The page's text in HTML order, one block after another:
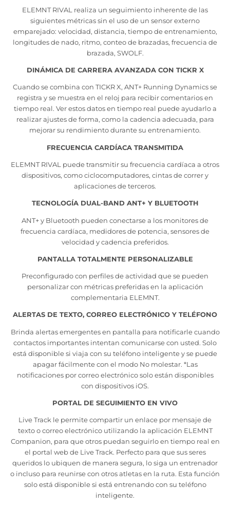
ELEMNT RIVAL realiza un seguimiento inherente de las
siguientes métricas sin el uso de un sensor externo
emparejado: velocidad, distancia, tiempo de entrenamiento,
longitudes de nado, ritmo, conteo de brazadas, frecuencia de
brazada, SWOLF.
DINÁMICA DE CARRERA AVANZADA CON TICKR X
Cuando se combina con TICKR X, ANT+ Running Dynamics se
registra y se muestra en el reloj para recibir comentarios en
tiempo real. Ver estos datos en tiempo real puede ayudarlo a
realizar ajustes de forma, como la cadencia adecuada, para
mejorar su rendimiento durante su entrenamiento.
FRECUENCIA CARDÍACA TRANSMITIDA
ELEMNT RIVAL puede transmitir su frecuencia cardíaca a otros
dispositivos, como ciclocomputadores, cintas de correr y
aplicaciones de terceros.
TECNOLOGÍA DUAL-BAND ANT+ Y BLUETOOTH
ANT+ y Bluetooth pueden conectarse a los monitores de
frecuencia cardíaca, medidores de potencia, sensores de
velocidad y cadencia preferidos.
PANTALLA TOTALMENTE PERSONALIZABLE
Preconfigurado con perfiles de actividad que se pueden
personalizar con métricas preferidas en la aplicación
complementaria ELEMNT.
ALERTAS DE TEXTO, CORREO ELECTRÓNICO Y TELÉFONO
Brinda alertas emergentes en pantalla para notificarle cuando
contactos importantes intentan comunicarse con usted. Solo
está disponible si viaja con su teléfono inteligente y se puede
apagar fácilmente con el modo No molestar. *Las
notificaciones por correo electrónico solo están disponibles
con dispositivos iOS.
PORTAL DE SEGUIMIENTO EN VIVO
Live Track le permite compartir un enlace por mensaje de
texto o correo electrónico utilizando la aplicación ELEMNT
Companion, para que otros puedan seguirlo en tiempo real en
el portal web de Live Track. Perfecto para que sus seres
queridos lo ubiquen de manera segura, lo siga un entrenador
o incluso para reunirse con otros atletas en la ruta. Esta función
solo está disponible si está entrenando con su teléfono
inteligente.